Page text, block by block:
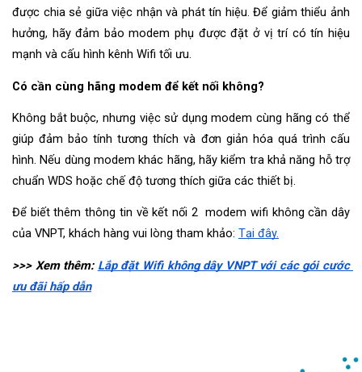
được chia sẻ giữa việc nhận và phát tín hiệu. Để giảm thiểu ảnh
hưởng, hãy đảm bảo modem phụ được đặt ở vị trí có tín hiệu
mạnh và cấu hình kênh Wifi tối ưu.
Có cần cùng hãng modem để kết nối không?
Không bắt buộc, nhưng việc sử dụng modem cùng hãng có thể
giúp đảm bảo tính tương thích và đơn giản hóa quá trình cấu
hình. Nếu dùng modem khác hãng, hãy kiểm tra khả năng hỗ trợ
chuẩn WDS hoặc chế độ tương thích giữa các thiết bị.
Để biết thêm thông tin về kết nối 2  modem wifi không cần dây
của VNPT, khách hàng vui lòng tham khảo: Tại đây.
>>> Xem thêm: Lắp đặt Wifi không dây VNPT với các gói cước
ưu đãi hấp dẫn